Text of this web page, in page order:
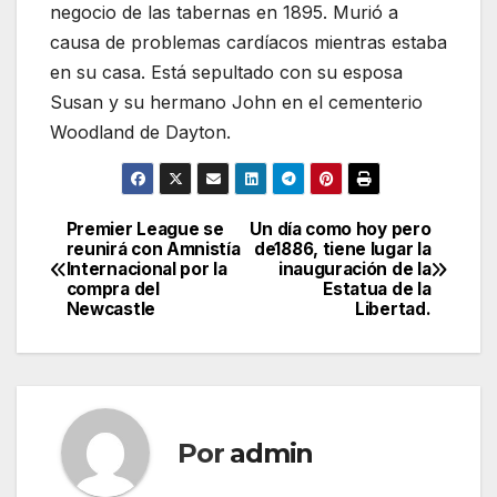
negocio de las tabernas en 1895. Murió a
causa de problemas cardíacos mientras estaba
en su casa. Está sepultado con su esposa
Susan y su hermano John en el cementerio
Woodland de Dayton.
Navegación
de
Un día como hoy pero
de1886, tiene lugar la
inauguración de la
Estatua de la
Libertad.
Premier League se
reunirá con Amnistía
Internacional por la
compra del
Newcastle
Por admin